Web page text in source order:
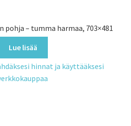
pohja – tumma harmaa, 703×481
Lue lisää
hinnat ja käyttääksesi